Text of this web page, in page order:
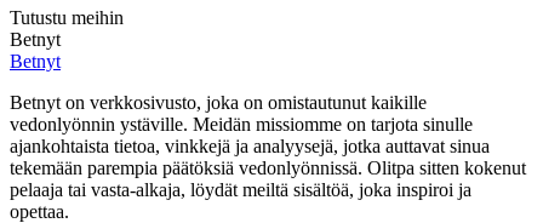
Tutustu meihin
Betnyt
Betnyt
Betnyt on verkkosivusto, joka on omistautunut kaikille
vedonlyönnin ystäville. Meidän missiomme on tarjota sinulle
ajankohtaista tietoa, vinkkejä ja analyysejä, jotka auttavat sinua
tekemään parempia päätöksiä vedonlyönnissä. Olitpa sitten kokenut
pelaaja tai vasta-alkaja, löydät meiltä sisältöä, joka inspiroi ja
opettaa.